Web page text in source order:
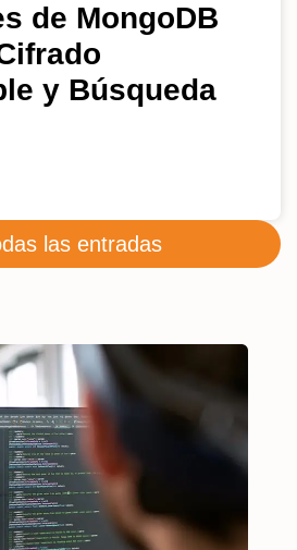
de MongoDB
y Búsqueda
las entradas